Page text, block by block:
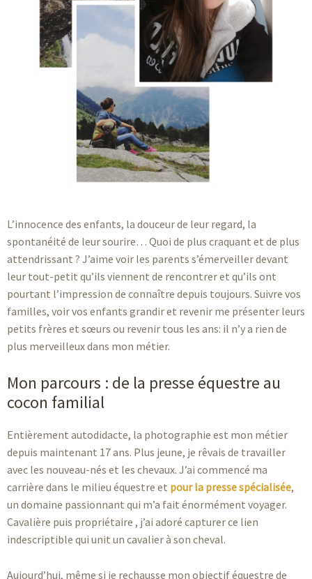
L’innocence des enfants, la douceur de leur regard, la
spontanéité de leur sourire… Quoi de plus craquant et de plus
attendrissant ? J’aime voir les parents s’émerveiller devant
leur tout-petit qu’ils viennent de rencontrer et qu’ils ont
pourtant l’impression de connaître depuis toujours. Suivre vos
familles, voir vos enfants grandir et revenir me présenter leurs
petits frères et sœurs ou revenir tous les ans: il n’y a rien de
plus merveilleux dans mon métier.
Mon parcours : de la presse équestre au
cocon familial
Entièrement autodidacte, la photographie est mon métier
depuis maintenant 17 ans. Plus jeune, je rêvais de travailler
avec les nouveau-nés et les chevaux. J’ai commencé ma
carrière dans le milieu équestre et pour la presse spécialisée,
un domaine passionnant qui m’a fait énormément voyager.
Cavalière puis propriétaire , j’ai adoré capturer ce lien
indescriptible qui unit un cavalier à son cheval.
Aujourd’hui, même si je rechausse mon objectif équestre de